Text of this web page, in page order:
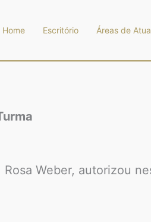
Home Escritório Áreas de
Weber, autorizou